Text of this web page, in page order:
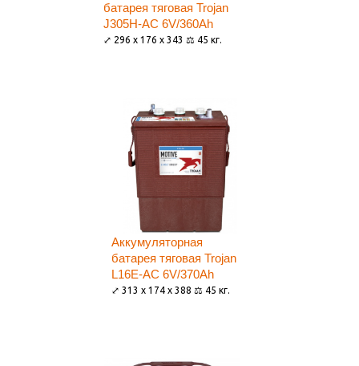
батарея тяговая Trojan
J305H-AC 6V/360Ah
⤢ 296 x 176 x 343 ⚖ 45 кг.
Аккумуляторная
батарея тяговая Trojan
L16E-AC 6V/370Ah
⤢ 313 x 174 x 388 ⚖ 45 кг.